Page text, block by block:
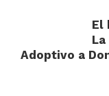
El
Adoptivo a